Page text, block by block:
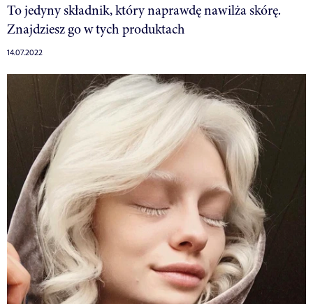
To jedyny składnik, który naprawdę nawilża skórę.
Znajdziesz go w tych produktach
14.07.2022